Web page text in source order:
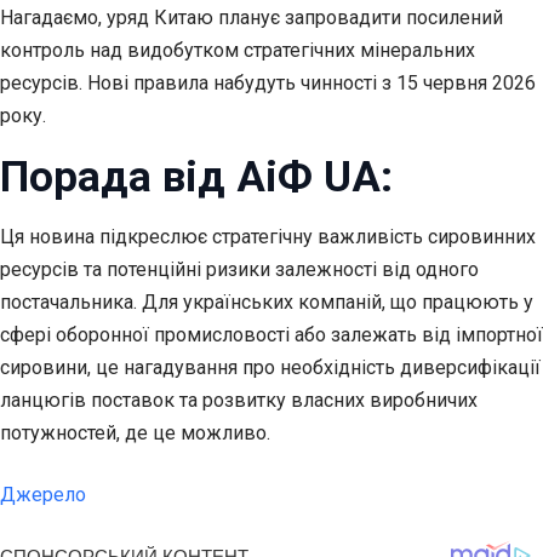
Нагадаємо, уряд Китаю планує запровадити посилений
контроль над видобутком стратегічних мінеральних
ресурсів. Нові правила набудуть чинності з 15 червня 2026
року.
Порада від АіФ UA:
Ця новина підкреслює стратегічну важливість сировинних
ресурсів та потенційні ризики залежності від одного
постачальника. Для українських компаній, що працюють у
сфері оборонної промисловості або залежать від імпортної
сировини, це нагадування про необхідність диверсифікації
ланцюгів поставок та розвитку власних виробничих
потужностей, де це можливо.
Джерело